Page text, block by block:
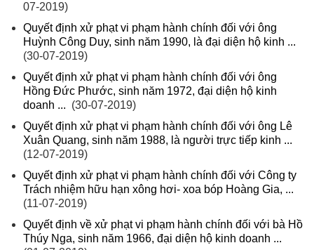
07-2019)
Quyết định xử phạt vi phạm hành chính đối với ông
Huỳnh Công Duy, sinh năm 1990, là đại diện hộ kinh ...
(30-07-2019)
Quyết định xử phạt vi phạm hành chính đối với ông
Hồng Đức Phước, sinh năm 1972, đại diện hộ kinh
doanh ... (30-07-2019)
Quyết định xử phạt vi phạm hành chính đối với ông Lê
Xuân Quang, sinh năm 1988, là người trực tiếp kinh ...
(12-07-2019)
Quyết định xử phạt vi phạm hành chính đối với Công ty
Trách nhiệm hữu hạn xông hơi- xoa bóp Hoàng Gia, ...
(11-07-2019)
Quyết định về xử phạt vi phạm hành chính đối với bà Hồ
Thúy Nga, sinh năm 1966, đại diện hộ kinh doanh ...